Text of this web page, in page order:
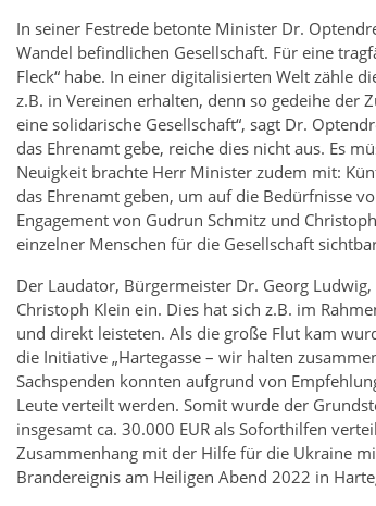
In seiner Festrede betonte Minister Dr.
Wandel befindlichen Gesellschaft. Für eine
Fleck“ habe. In einer digitalisierten Welt zähle
z.B. in Vereinen erhalten, denn so gedeihe der
eine solidarische Gesellschaft“, sagt Dr.
das Ehrenamt gebe, reiche dies nicht aus. Es
Neuigkeit brachte Herr Minister zudem mit:
das Ehrenamt geben, um auf die Bedürfnisse
Engagement von Gudrun Schmitz und
einzelner Menschen für die Gesellschaft
Der Laudator, Bürgermeister Dr. Georg
Christoph Klein ein. Dies hat sich z.B. im
und direkt leisteten. Als die große Flut kam
die Initiative „Hartegasse – wir halten
Sachspenden konnten aufgrund von
Leute verteilt werden. Somit wurde der
insgesamt ca. 30.000 EUR als Soforthilfen
Zusammenhang mit der Hilfe für die Ukraine
Brandereignis am Heiligen Abend 2022 in